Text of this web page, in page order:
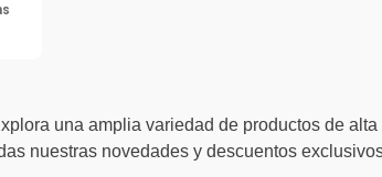
una amplia variedad de productos de
nuestras novedades y descuentos